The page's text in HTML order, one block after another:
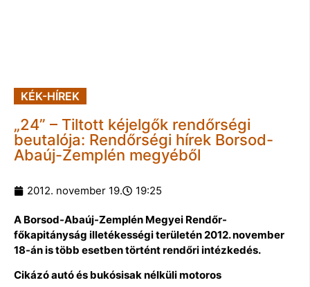
KÉK-HÍREK
„24” – Tiltott kéjelgők rendőrségi
beutalója: Rendőrségi hírek Borsod-
Abaúj-Zemplén megyéből
2012. november 19. 19:25
A Borsod-Abaúj-Zemplén Megyei Rendőr-
főkapitányság illetékességi területén 2012. november
18-án is több esetben történt rendőri intézkedés.
Cikázó autó és bukósisak nélküli motoros